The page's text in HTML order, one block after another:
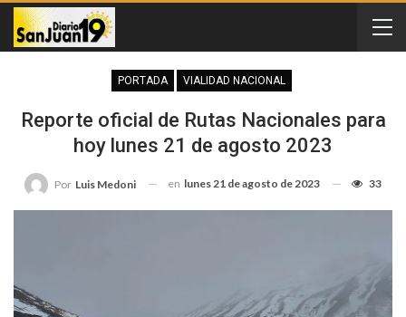
PORTADA VIALIDAD NACIONAL
Reporte oficial de Rutas Nacionales para
hoy lunes 21 de agosto 2023
Por Luis Medoni en lunes 21 de agosto de 2023 33